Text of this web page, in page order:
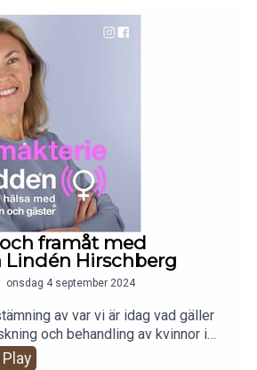
är ett utmärkt sätt att öka sin
och kvinnohälsa i ett
Du kan läsa mer om alla
Så varmt
lyssna!
framåt med
Lindén Hirschberg
onsdag 4 september 2024
av var vi är idag vad gäller
och behandling av kvinnor i
kring kvinnohälsa i ett större
Play